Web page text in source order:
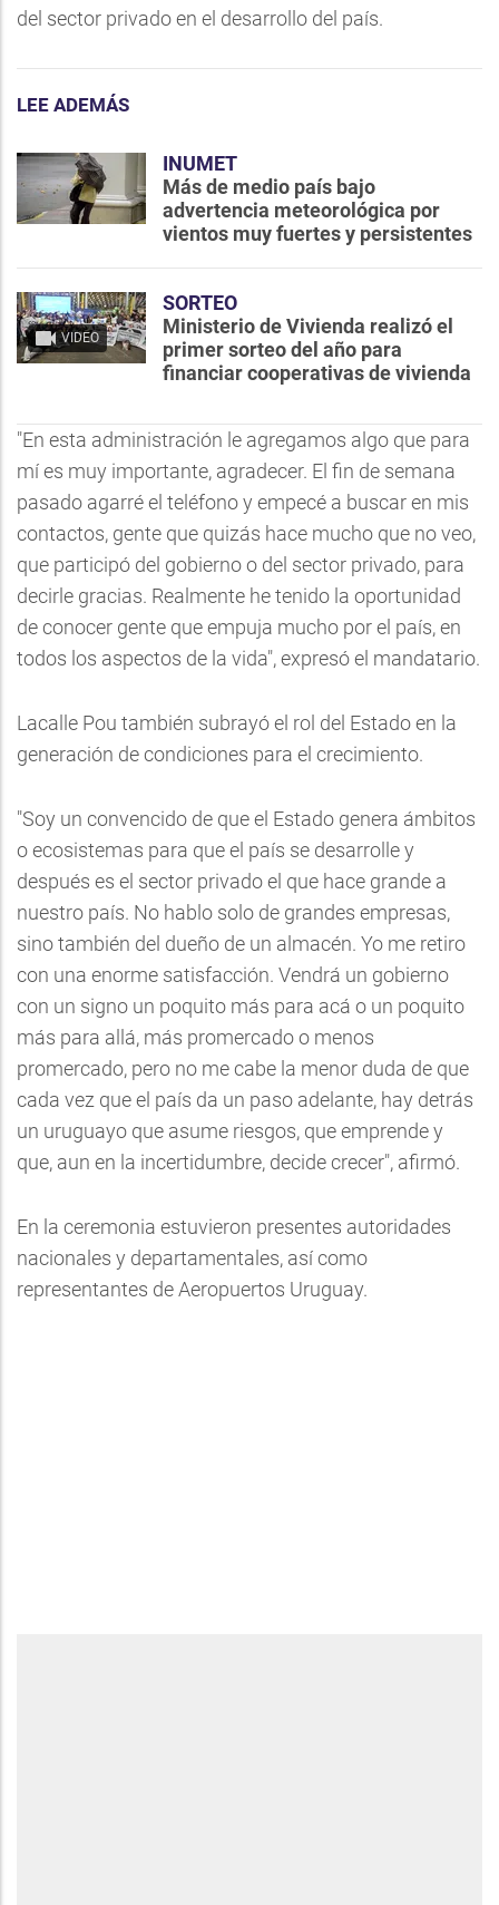
del sector privado en el desarrollo del país.
LEE ADEMÁS
INUMET
Más de medio país bajo
advertencia meteorológica por
vientos muy fuertes y persistentes
VIDEO
SORTEO
Ministerio de Vivienda realizó el
primer sorteo del año para
financiar cooperativas de vivienda
"En esta administración le agregamos algo que para
mí es muy importante, agradecer. El fin de semana
pasado agarré el teléfono y empecé a buscar en mis
contactos, gente que quizás hace mucho que no veo,
que participó del gobierno o del sector privado, para
decirle gracias. Realmente he tenido la oportunidad
de conocer gente que empuja mucho por el país, en
todos los aspectos de la vida", expresó el mandatario.
Lacalle Pou también subrayó el rol del Estado en la
generación de condiciones para el crecimiento.
"Soy un convencido de que el Estado genera ámbitos
o ecosistemas para que el país se desarrolle y
después es el sector privado el que hace grande a
nuestro país. No hablo solo de grandes empresas,
sino también del dueño de un almacén. Yo me retiro
con una enorme satisfacción. Vendrá un gobierno
con un signo un poquito más para acá o un poquito
más para allá, más promercado o menos
promercado, pero no me cabe la menor duda de que
cada vez que el país da un paso adelante, hay detrás
un uruguayo que asume riesgos, que emprende y
que, aun en la incertidumbre, decide crecer", afirmó.
En la ceremonia estuvieron presentes autoridades
nacionales y departamentales, así como
representantes de Aeropuertos Uruguay.